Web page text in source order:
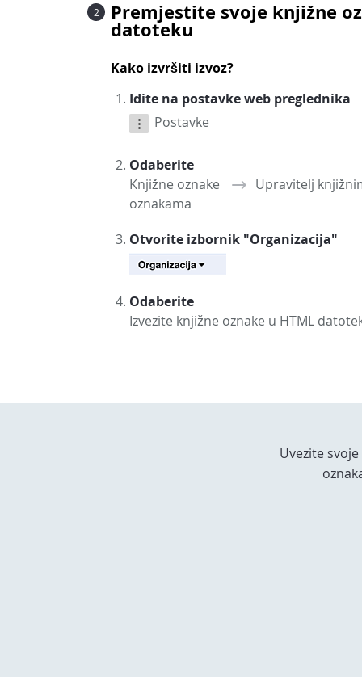
2 Premjestite svoje knjižne
datoteku
Kako izvršiti izvoz?
Idite na postavke web preglednika
Postavke
Odaberite
Knjižne oznake
Upravitelj
oznakama
Otvorite izbornik "Organizacija"
Odaberite
Izvezite knjižne oznake u HTML
Uvezite